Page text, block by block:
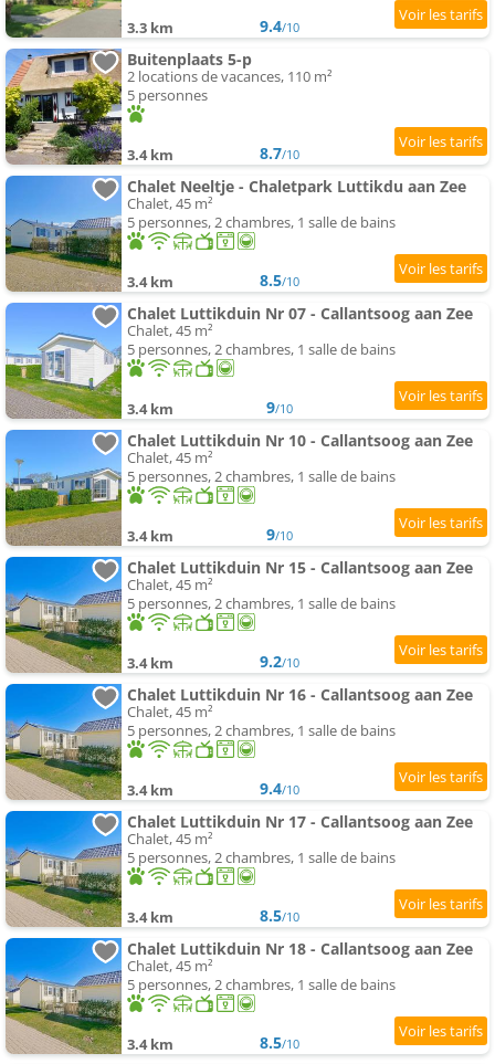
3.3 km 9.4/10
Buitenplaats 5-p
2 locations de vacances, 110 m²
5 personnes
3.4 km 8.7/10
Chalet Neeltje - Chaletpark Luttikdu aan Zee
Chalet, 45 m²
5 personnes, 2 chambres, 1 salle de bains
3.4 km 8.5/10
Chalet Luttikduin Nr 07 - Callantsoog aan Zee
Chalet, 45 m²
5 personnes, 2 chambres, 1 salle de bains
3.4 km 9/10
Chalet Luttikduin Nr 10 - Callantsoog aan Zee
Chalet, 45 m²
5 personnes, 2 chambres, 1 salle de bains
3.4 km 9/10
Chalet Luttikduin Nr 15 - Callantsoog aan Zee
Chalet, 45 m²
5 personnes, 2 chambres, 1 salle de bains
3.4 km 9.2/10
Chalet Luttikduin Nr 16 - Callantsoog aan Zee
Chalet, 45 m²
5 personnes, 2 chambres, 1 salle de bains
3.4 km 9.4/10
Chalet Luttikduin Nr 17 - Callantsoog aan Zee
Chalet, 45 m²
5 personnes, 2 chambres, 1 salle de bains
3.4 km 8.5/10
Chalet Luttikduin Nr 18 - Callantsoog aan Zee
Chalet, 45 m²
5 personnes, 2 chambres, 1 salle de bains
3.4 km 8.5/10